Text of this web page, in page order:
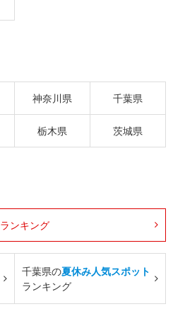
神奈川県 千葉県
栃木県 茨城県
ランキング
千葉県の夏休み人気スポット
ランキング